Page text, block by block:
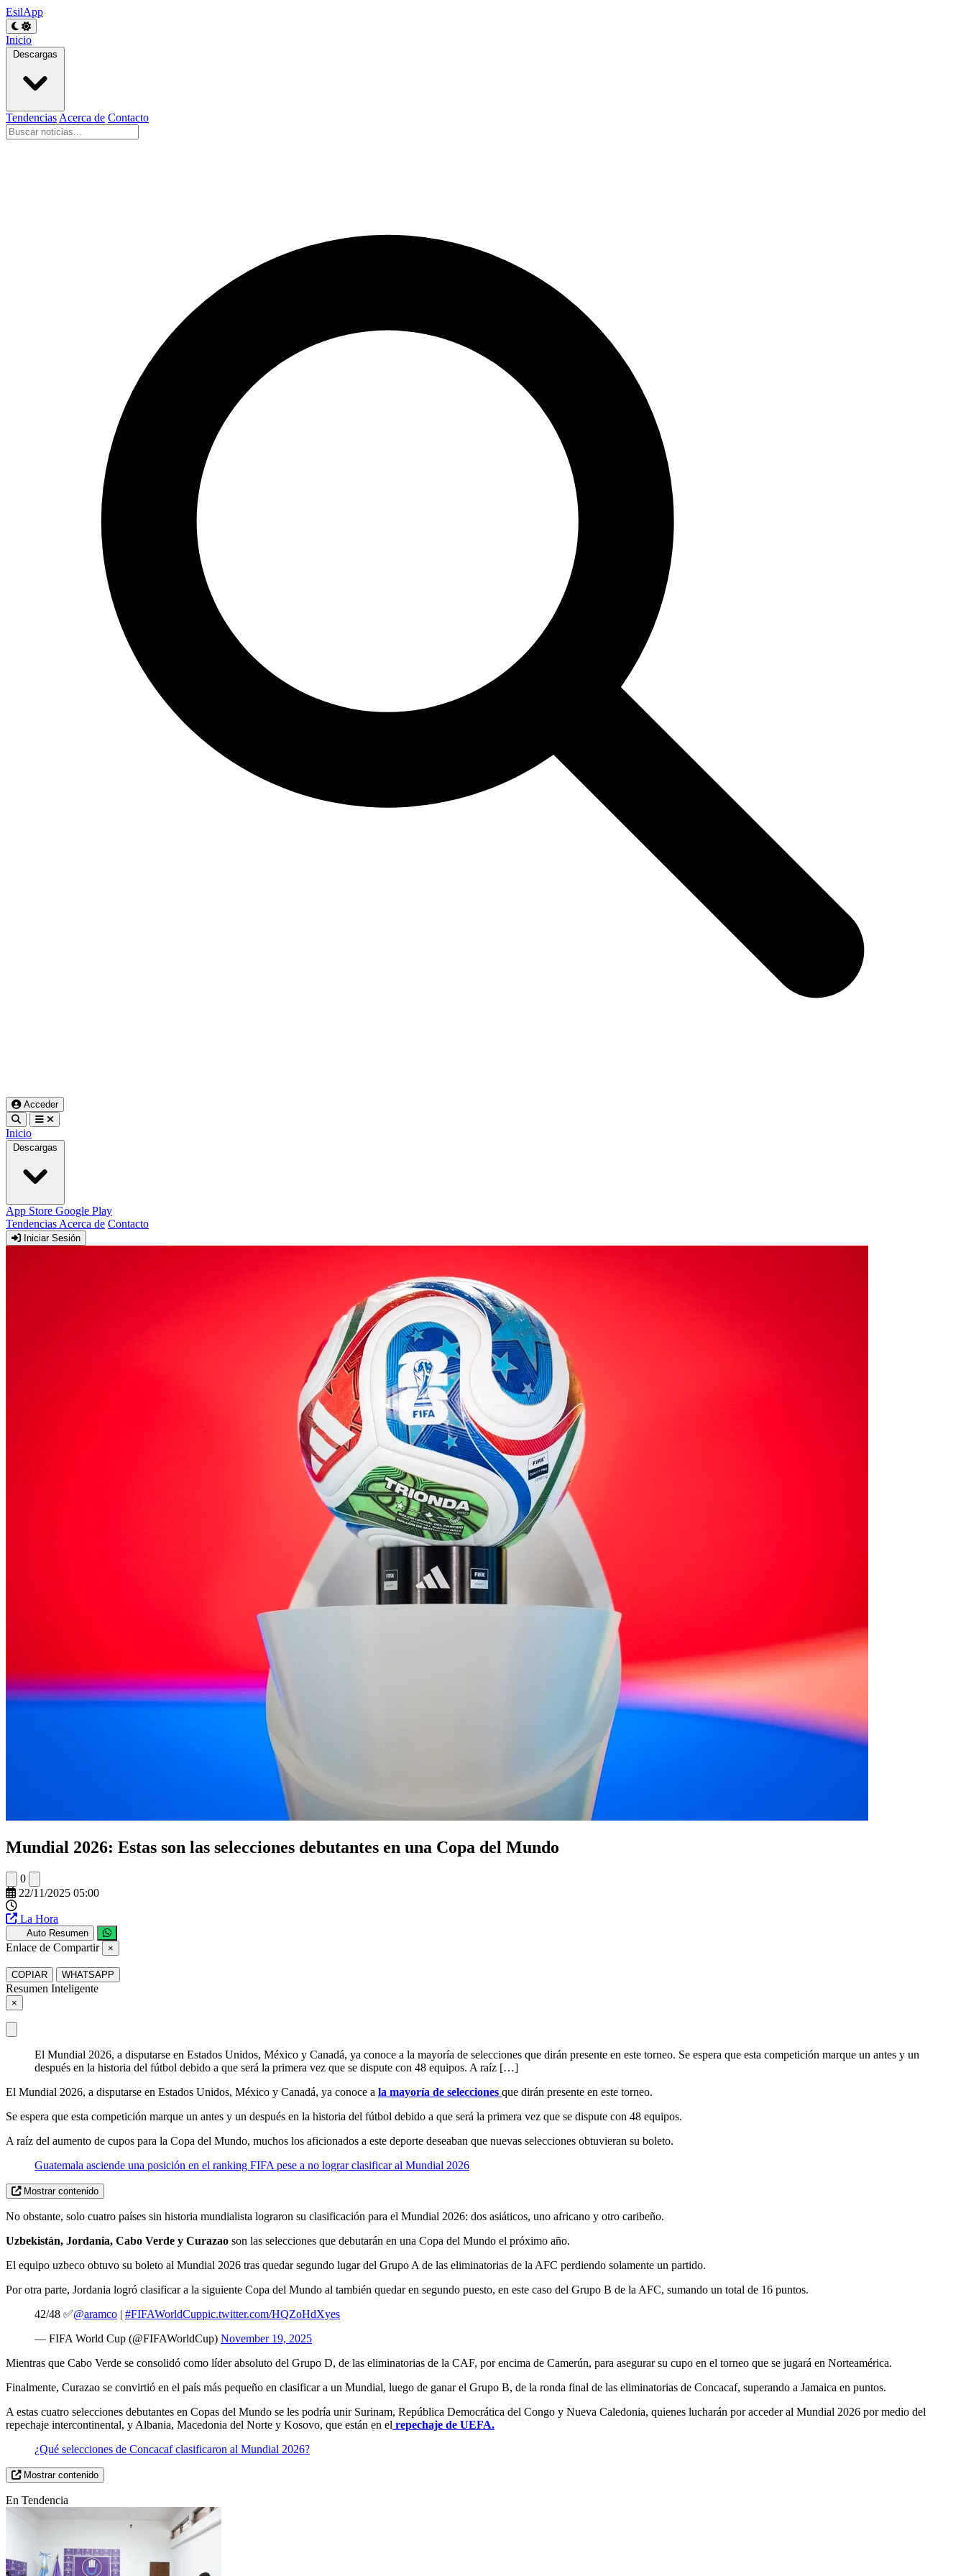
EsilApp
Inicio
Descargas
Tendencias Acerca de Contacto
Acceder
Inicio
Descargas
App Store Google Play
Tendencias Acerca de Contacto
Iniciar Sesión
Mundial 2026: Estas son las selecciones debutantes en una Copa del Mundo
0
22/11/2025 05:00
La Hora
Auto Resumen
Enlace de Compartir ×
COPIAR WHATSAPP
Resumen Inteligente
×
El Mundial 2026, a disputarse en Estados Unidos, México y Canadá, ya conoce a la mayoría de selecciones que dirán presente en este torneo. Se espera que esta competición marque un antes y un
después en la historia del fútbol debido a que será la primera vez que se dispute con 48 equipos. A raíz […]
El Mundial 2026, a disputarse en Estados Unidos, México y Canadá, ya conoce a la mayoría de selecciones que dirán presente en este torneo.
Se espera que esta competición marque un antes y un después en la historia del fútbol debido a que será la primera vez que se dispute con 48 equipos.
A raíz del aumento de cupos para la Copa del Mundo, muchos los aficionados a este deporte deseaban que nuevas selecciones obtuvieran su boleto.
Guatemala asciende una posición en el ranking FIFA pese a no lograr clasificar al Mundial 2026
Mostrar contenido
No obstante, solo cuatro países sin historia mundialista lograron su clasificación para el Mundial 2026: dos asiáticos, uno africano y otro caribeño.
Uzbekistán, Jordania, Cabo Verde y Curazao son las selecciones que debutarán en una Copa del Mundo el próximo año.
El equipo uzbeco obtuvo su boleto al Mundial 2026 tras quedar segundo lugar del Grupo A de las eliminatorias de la AFC perdiendo solamente un partido.
Por otra parte, Jordania logró clasificar a la siguiente Copa del Mundo al también quedar en segundo puesto, en este caso del Grupo B de la AFC, sumando un total de 16 puntos.
42/48 ✅@aramco | #FIFAWorldCuppic.twitter.com/HQZoHdXyes
— FIFA World Cup (@FIFAWorldCup) November 19, 2025
Mientras que Cabo Verde se consolidó como líder absoluto del Grupo D, de las eliminatorias de la CAF, por encima de Camerún, para asegurar su cupo en el torneo que se jugará en Norteamérica.
Finalmente, Curazao se convirtió en el país más pequeño en clasificar a un Mundial, luego de ganar el Grupo B, de la ronda final de las eliminatorias de Concacaf, superando a Jamaica en puntos.
A estas cuatro selecciones debutantes en Copas del Mundo se les podría unir Surinam, República Democrática del Congo y Nueva Caledonia, quienes lucharán por acceder al Mundial 2026 por medio del
repechaje intercontinental, y Albania, Macedonia del Norte y Kosovo, que están en el repechaje de UEFA.
¿Qué selecciones de Concacaf clasificaron al Mundial 2026?
Mostrar contenido
En Tendencia